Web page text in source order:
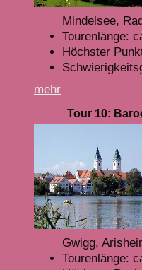
Mindelsee,
Tourenlänge:
Höchster
mehr
Tour 10:
Gwigg,
Tourenlänge: